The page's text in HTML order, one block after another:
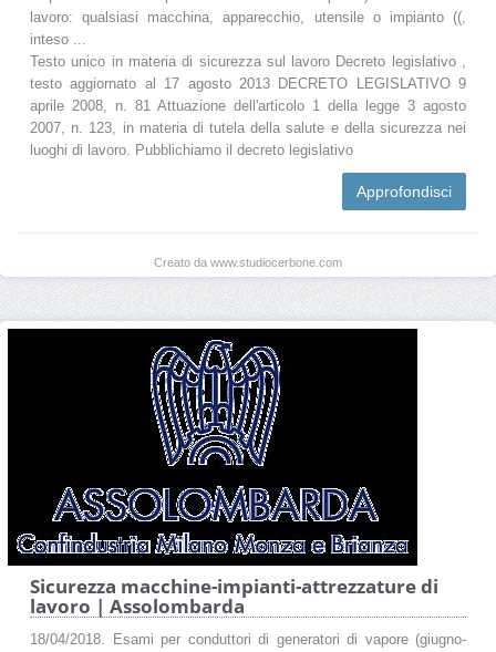
lavoro: qualsiasi macchina, apparecchio, utensile o impianto ((,
inteso ...
Testo unico in materia di sicurezza sul lavoro Decreto legislativo ,
testo aggiornato al 17 agosto 2013 DECRETO LEGISLATIVO 9
aprile 2008, n. 81 Attuazione dell'articolo 1 della legge 3 agosto
2007, n. 123, in materia di tutela della salute e della sicurezza nei
luoghi di lavoro. Pubblichiamo il decreto legislativo
Approfondisci
Creato da www.studiocerbone.com
Sicurezza macchine-impianti-attrezzature di
lavoro | Assolombarda
18/04/2018. Esami per conduttori di generatori di vapore (giugno-